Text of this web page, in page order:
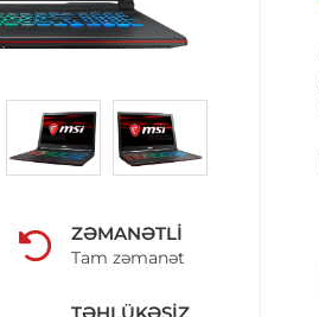
ZƏMANƏTLI
Tam zəmanət